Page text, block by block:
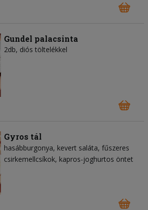
Gundel palacsinta
2db, diós töltelékkel
Gyros tál
hasábburgonya kevert saláta fűszeres
csirkemellcsíkok kapros-joghurtos öntet